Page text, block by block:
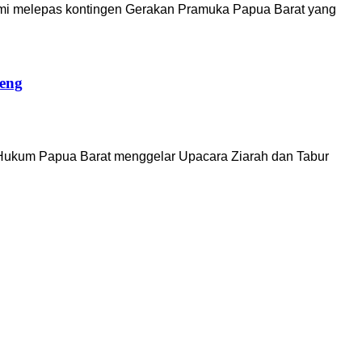
melepas kontingen Gerakan Pramuka Papua Barat yang
Papua Barat menggelar Upacara Ziarah dan Tabur